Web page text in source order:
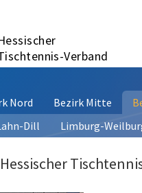
Verband
Nord Bezirk Mitte
Dill Limburg-